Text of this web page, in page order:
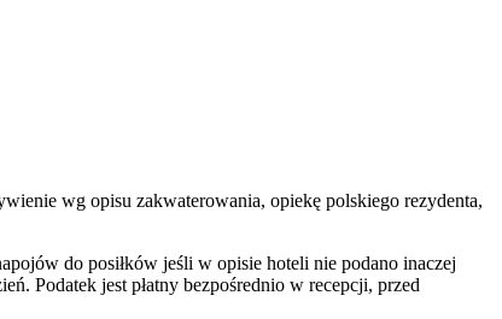
wg opisu zakwaterowania, opiekę polskiego rezydenta,
do posiłków jeśli w opisie hoteli nie podano inaczej
Podatek jest płatny bezpośrednio w recepcji, przed